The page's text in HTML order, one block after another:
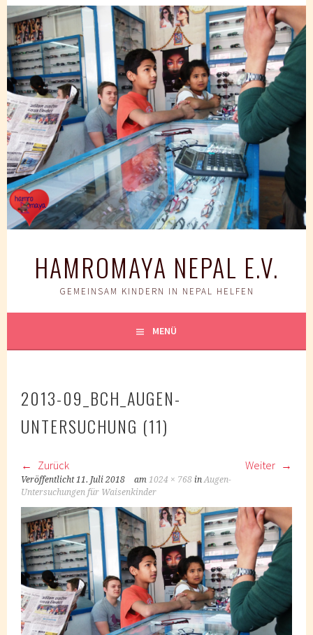
Springe
zum
Inhalt
HAMROMAYA NEPAL E.V.
GEMEINSAM KINDERN IN NEPAL HELFEN
MENÜ
2013-09_BCH_AUGEN-
UNTERSUCHUNG (11)
Zurück Weiter
Veröffentlicht11. Juli 2018 am1024 × 768 inAugen-
Untersuchungen für Waisenkinder